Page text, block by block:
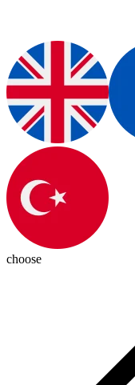
choose